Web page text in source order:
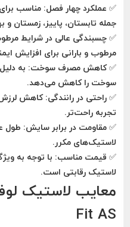
✅ عملکرد چهار فصل: مناسب
جمله تابستان، پاییز، زمستان و
✅چسبندگی عالی در شرایط
مرطوب و بارانی برای افزایش
✅کاهش مصرف سوخت: به
سوخت را کاهش می‌دهد.
✅راحتی در رانندگی: کاهش
تجربه راحت‌تر.
✅مقاومت در برابر سایش: طول
لاستیک‌های مکرر.
✅ قیمت مناسب: با توجه به
لاستیک رقابتی است.
Fit AS